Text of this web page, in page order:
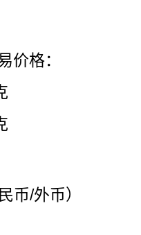
价格：
币/外币）